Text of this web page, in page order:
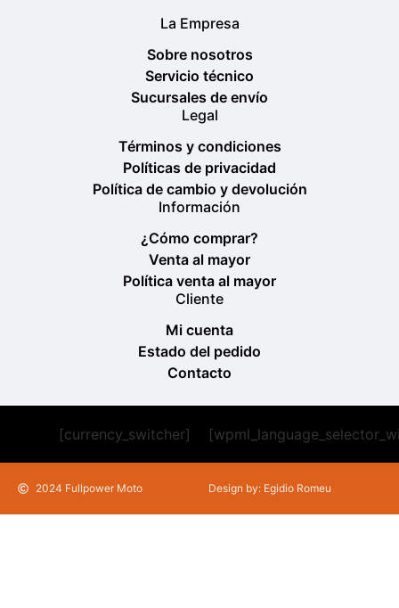
La Empresa
Sobre nosotros
Servicio técnico
Sucursales de envío
Legal
Términos y condiciones
Políticas de privacidad
Política de cambio y devolución
Información
¿Cómo comprar?
Venta al mayor
Política venta al mayor
Cliente
Mi cuenta
Estado del pedido
Contacto
[currency_switcher]
2024 Fullpower Moto Design by: Egidio Romeu